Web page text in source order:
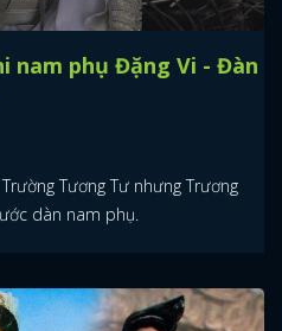
nam phụ Đặng Vi - Đàn
Tương Tư nhưng Trương
dàn nam phụ.